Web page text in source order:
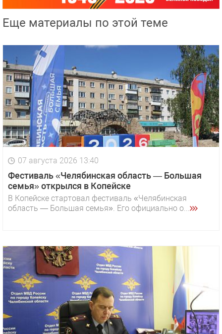
Еще материалы по этой теме
07 августа 2026 13:40
Фестиваль «Челябинская область — Большая
семья» открылся в Копейске
В Копейске стартовал фестиваль «Челябинская
область — Большая семья». Его официально о...